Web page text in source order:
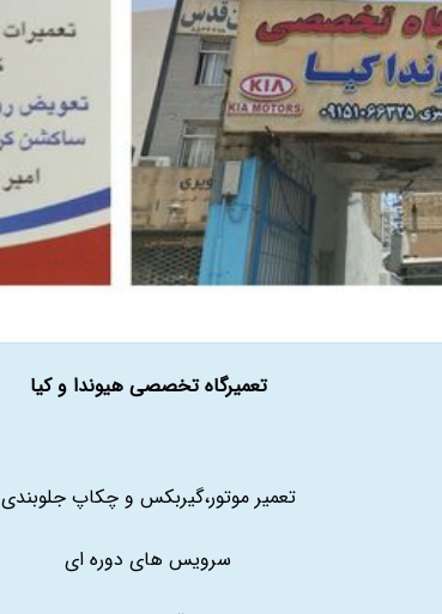
تعمیرگاه تخصصی هیوندا و کیا
تعمیر موتور،گیربکس و چکاپ جلوبندی
سرویس های دوره ای